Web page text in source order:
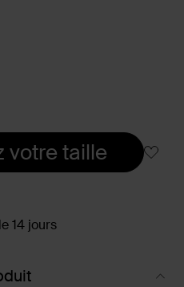
votre taille
14 jours